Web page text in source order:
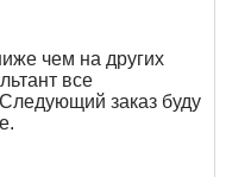
чем на других
все
заказ буду